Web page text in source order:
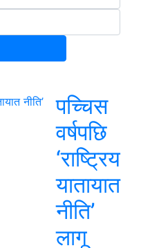
पच्चिस
वर्षपछि
‘राष्ट्रिय
यातायात
नीति’
लागू